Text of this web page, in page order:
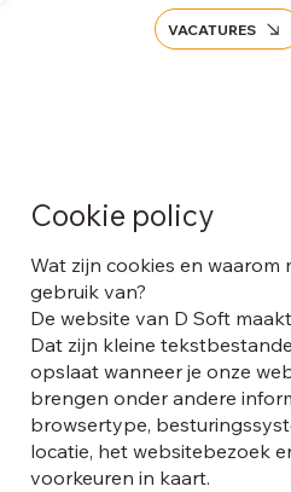
VACATURES
Cookie policy
Wat zijn cookies en waarom
gebruik van?
De website van D Soft
Dat zijn kleine
opslaat wanneer je onze
brengen onder andere
browsertype,
locatie, het websitebezoek
voorkeuren in kaart.